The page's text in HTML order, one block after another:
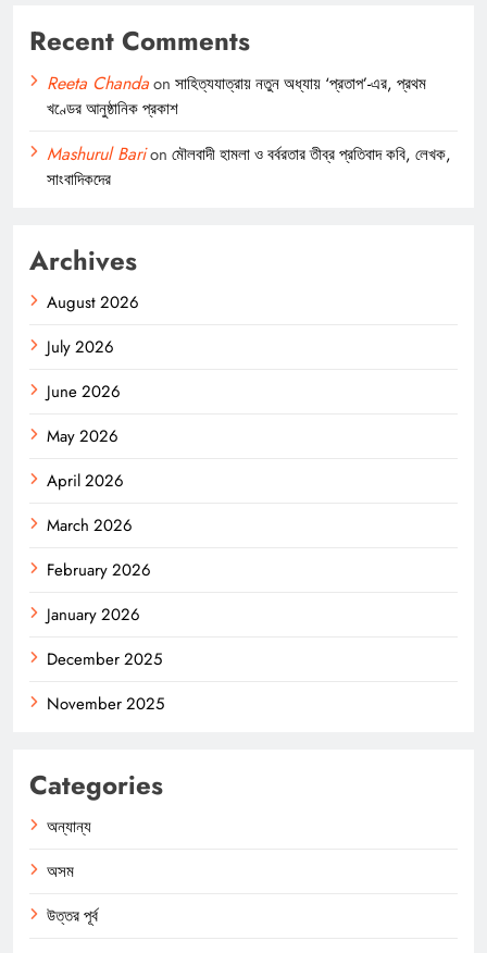
Recent Comments
Reeta Chandaon সাহিত্যযাত্রায় নতুন অধ্যায় ‘প্রতাপ’-এর, প্রথম
খণ্ডের আনুষ্ঠানিক প্রকাশ
Mashurul Barion মৌলবাদী হামলা ও বর্বরতার তীব্র প্রতিবাদ কবি, লেখক,
সাংবাদিকদের
Archives
August 2026
July 2026
June 2026
May 2026
April 2026
March 2026
February 2026
January 2026
December 2025
November 2025
Categories
অন্যান্য
অসম
উত্তর পূর্ব